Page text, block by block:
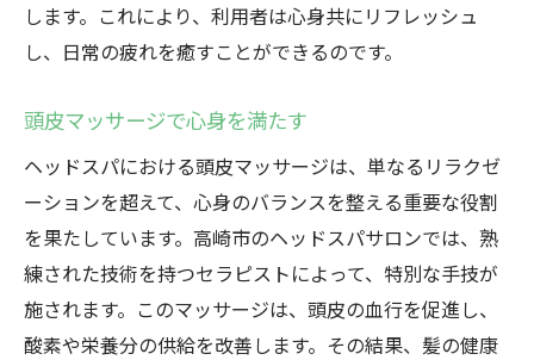
します。これにより、利用者は心身共にリフレッシュ
し、日常の疲れを癒すことができるのです。
頭皮マッサージで心身を満たす
ヘッドスパにおける頭皮マッサージは、単なるリラクゼ
ーションを超えて、心身のバランスを整える重要な役割
を果たしています。高崎市のヘッドスパサロンでは、熟
練された技術を持つセラピストによって、特別な手技が
施されます。このマッサージは、頭皮の血行を促進し、
酸素や栄養分の供給を改善します。その結果、髪の健康